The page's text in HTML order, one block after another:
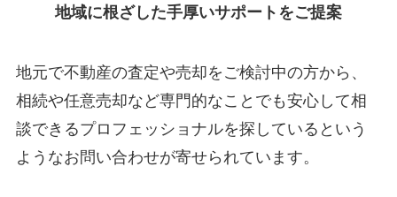
地域に根ざした手厚いサポートをご提案
地元で不動産の査定や売却をご検討中の方から、
相続や任意売却など専門的なことでも安心して相
談できるプロフェッショナルを探しているという
ようなお問い合わせが寄せられています。